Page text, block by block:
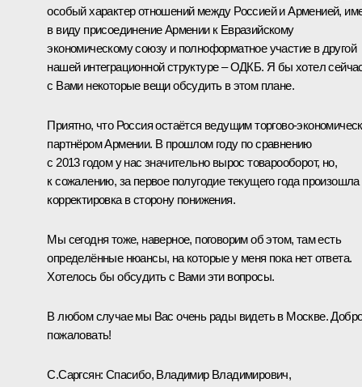
особый характер отношений между Россией и Арменией,
в виду присоединение Армении к Евразийскому
экономическому союзуи полноформатное участие в другой
нашей интеграционной структуре –ОДКБ. Я бы хотел
с Вами некоторые вещи обсудить в этом плане.
Приятно, что Россия остаётся ведущим торгово-
партнёром Армении. В прошлом году по сравнению
с 2013 годом у нас значительно вырос товарооборот, но,
к сожалению, за первое полугодие текущего года произошла
корректировка в сторону понижения.
Мы сегодня тоже, наверное, поговорим об этом, там есть
определённые нюансы, на которые у меня пока нет ответа.
Хотелось бы обсудить с Вами эти вопросы.
В любом случае мы Вас очень рады видеть в Москве.
пожаловать!
С.Саргсян: Спасибо, Владимир Владимирович,